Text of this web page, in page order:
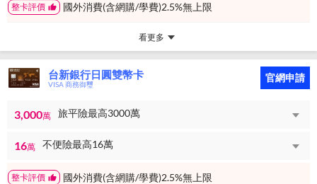
整卡評價 國外消費(含網購/學費)2.5%無上限
看更多
台新銀行日圓雙幣卡
VISA 商務御璽
官網申請
3,000萬 旅平險最高3000萬
16萬 不便險最高16萬
整卡評價 國外消費(含網購/學費)2.5%無上限